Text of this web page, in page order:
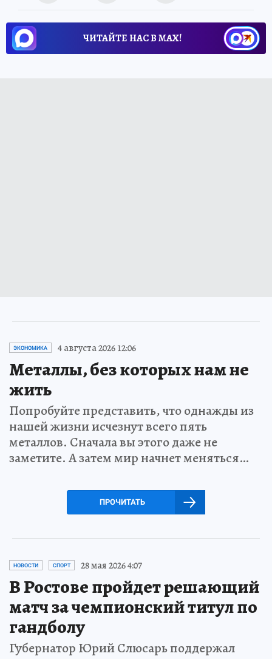
ЧИТАЙТЕ НАС В МАХ!
ЭКОНОМИКА 4 августа 2026 12:06
Металлы, без которых нам не
жить
Попробуйте представить, что однажды из
нашей жизни исчезнут всего пять
металлов. Сначала вы этого даже не
заметите. А затем мир начнет меняться…
ПРОЧИТАТЬ
НОВОСТИ СПОРТ 28 мая 2026 4:07
В Ростове пройдет решающий
матч за чемпионский титул по
гандболу
Губернатор Юрий Слюсарь поддержал